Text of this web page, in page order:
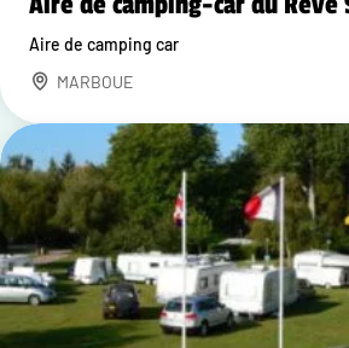
Aire de camping car
MARBOUE